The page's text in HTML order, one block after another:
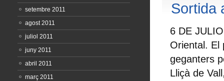
Sortida
6 DE
Oriental. El
geganters
Lliçà de
setembre 2011
agost 2011
juliol 2011
juny 2011
abril 2011
març 2011